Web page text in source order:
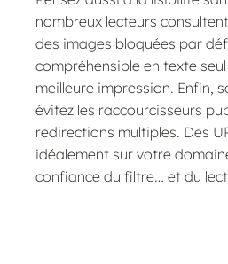
nombreux lecteurs
des images bloquées par
compréhensible en texte
meilleure impression. Enfin,
évitez les raccourcisseurs
redirections multiples. Des
idéalement sur votre
confiance du filtre… et du